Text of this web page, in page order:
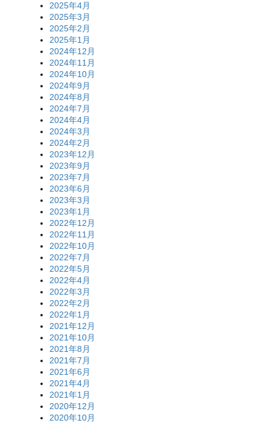
2025年4月
2025年3月
2025年2月
2025年1月
2024年12月
2024年11月
2024年10月
2024年9月
2024年8月
2024年7月
2024年4月
2024年3月
2024年2月
2023年12月
2023年9月
2023年7月
2023年6月
2023年3月
2023年1月
2022年12月
2022年11月
2022年10月
2022年7月
2022年5月
2022年4月
2022年3月
2022年2月
2022年1月
2021年12月
2021年10月
2021年8月
2021年7月
2021年6月
2021年4月
2021年1月
2020年12月
2020年10月